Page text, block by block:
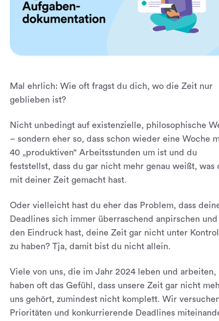
Mal ehrlich: Wie oft fragst du dich, wo die Zeit nur
geblieben ist?
Nicht unbedingt auf existenzielle, philosophische
– sondern eher so, dass schon wieder eine Woche
40 „produktiven“ Arbeitsstunden um ist und du
feststellst, dass du gar nicht mehr genau weißt, was
mit deiner Zeit gemacht hast.
Oder vielleicht hast du eher das Problem, dass
Deadlines sich immer überraschend anpirschen
den Eindruck hast, deine Zeit gar nicht unter
zu haben? Tja, damit bist du nicht allein.
Viele von uns, die im Jahr 2024 leben und arbeiten,
haben oft das Gefühl, dass unsere Zeit gar nicht
uns gehört, zumindest nicht komplett. Wir
Prioritäten und konkurrierende Deadlines